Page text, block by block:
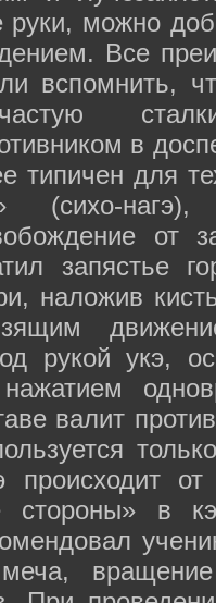
руки, можно
Все
вспомнить,
в
типичен для
(сихо-
от
запястье
наложив
рукой укэ,
валит
происходит
стороны» в
меча,